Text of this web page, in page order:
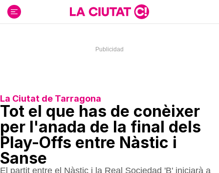
contenido
La Ciutat de Tarragona
Tot el que has de conèixer
per l'anada de la final dels
Play-Offs entre Nàstic i
Sanse
El partit entre el Nàstic i la Real Sociedad 'B' iniciarà a